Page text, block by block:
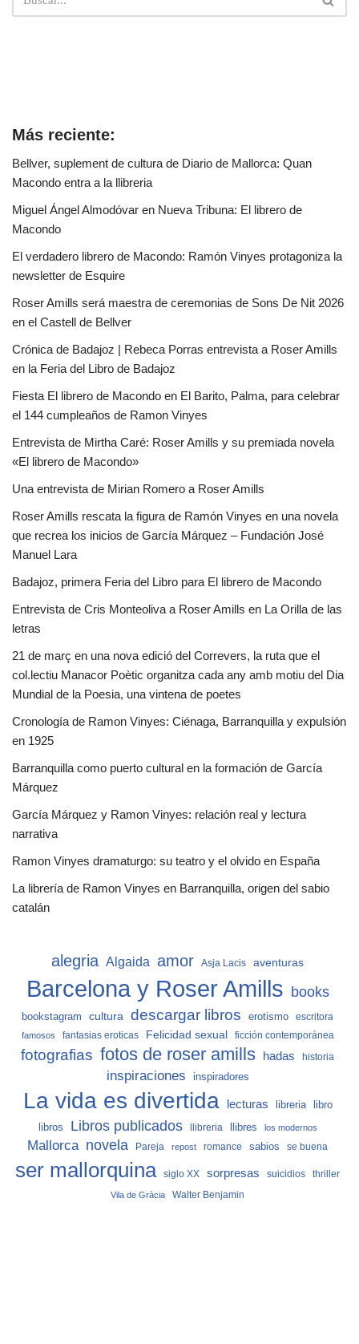
Más reciente:
Bellver, suplement de cultura de Diario de Mallorca: Quan
Macondo entra a la llibreria
Miguel Ángel Almodóvar en Nueva Tribuna: El librero de
Macondo
El verdadero librero de Macondo: Ramón Vinyes protagoniza la
newsletter de Esquire
Roser Amills será maestra de ceremonias de Sons De Nit 2026
en el Castell de Bellver
Crónica de Badajoz | Rebeca Porras entrevista a Roser Amills
en la Feria del Libro de Badajoz
Fiesta El librero de Macondo en El Barito, Palma, para celebrar
el 144 cumpleaños de Ramon Vinyes
Entrevista de Mirtha Caré: Roser Amills y su premiada novela
«El librero de Macondo»
Una entrevista de Mirian Romero a Roser Amills
Roser Amills rescata la figura de Ramón Vinyes en una novela
que recrea los inicios de García Márquez – Fundación José
Manuel Lara
Badajoz, primera Feria del Libro para El librero de Macondo
Entrevista de Cris Monteoliva a Roser Amills en La Orilla de las
letras
21 de març en una nova edició del Correvers, la ruta que el
col.lectiu Manacor Poètic organitza cada any amb motiu del Dia
Mundial de la Poesia, una vintena de poetes
Cronología de Ramon Vinyes: Ciénaga, Barranquilla y expulsión
en 1925
Barranquilla como puerto cultural en la formación de García
Márquez
García Márquez y Ramon Vinyes: relación real y lectura
narrativa
Ramon Vinyes dramaturgo: su teatro y el olvido en España
La librería de Ramon Vinyes en Barranquilla, origen del sabio
catalán
alegria Algaida amor Asja Lacis aventuras
Barcelona y Roser Amills books
bookstagram cultura descargar libros erotismo escritora
famosos fantasias eroticas Felicidad sexual ficción contemporánea
fotografias fotos de roser amills hadas historia
inspiraciones inspiradores
La vida es divertida lecturas libreria
libro
libros
Libros publicados llibreria llibres los modernos
Mallorca novela Pareja repost romance sabios se buena
ser mallorquina siglo XX sorpresas suicidios thriller
Vila de Gràcia Walter Benjamin